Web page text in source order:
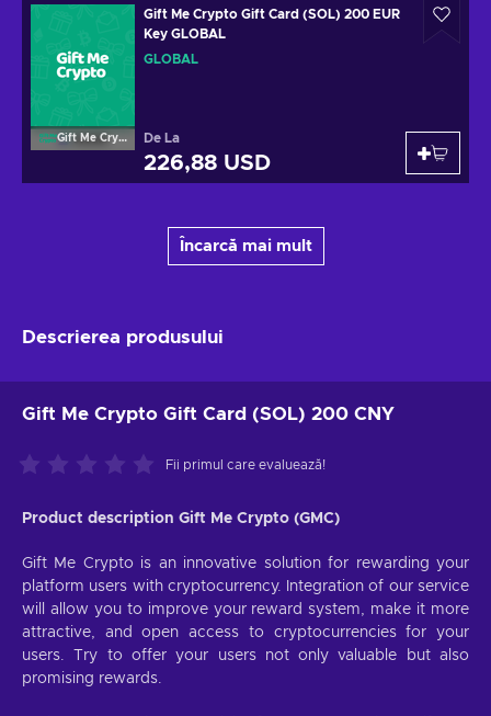
Gift Me Crypto
Gift Me Crypto Gift Card (SOL) 200 EUR
Key GLOBAL
GLOBAL
De La
226,88 USD
Încarcă mai mult
Descrierea produsului
Gift Me Crypto Gift Card (SOL) 200 CNY
Fii primul care evaluează!
Product description Gift Me Crypto (GMC)
Gift Me Crypto is an innovative solution for rewarding your
platform users with cryptocurrency. Integration of our service
will allow you to improve your reward system, make it more
attractive, and open access to cryptocurrencies for your
users. Try to offer your users not only valuable but also
promising rewards.